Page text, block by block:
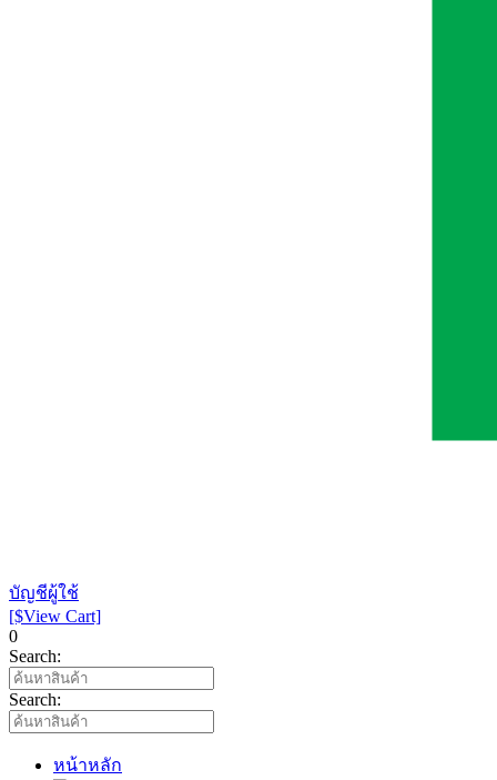
บัญชีผู้ใช้
[$View Cart]
0
Search:
Search:
หน้าหลัก